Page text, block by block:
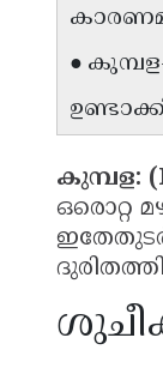
●
കുമ്പള:
ഒരൊറ്റ